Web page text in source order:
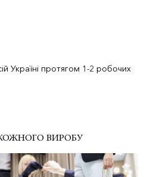
Україні протягом 1-2 робочих
ВИРОБУ